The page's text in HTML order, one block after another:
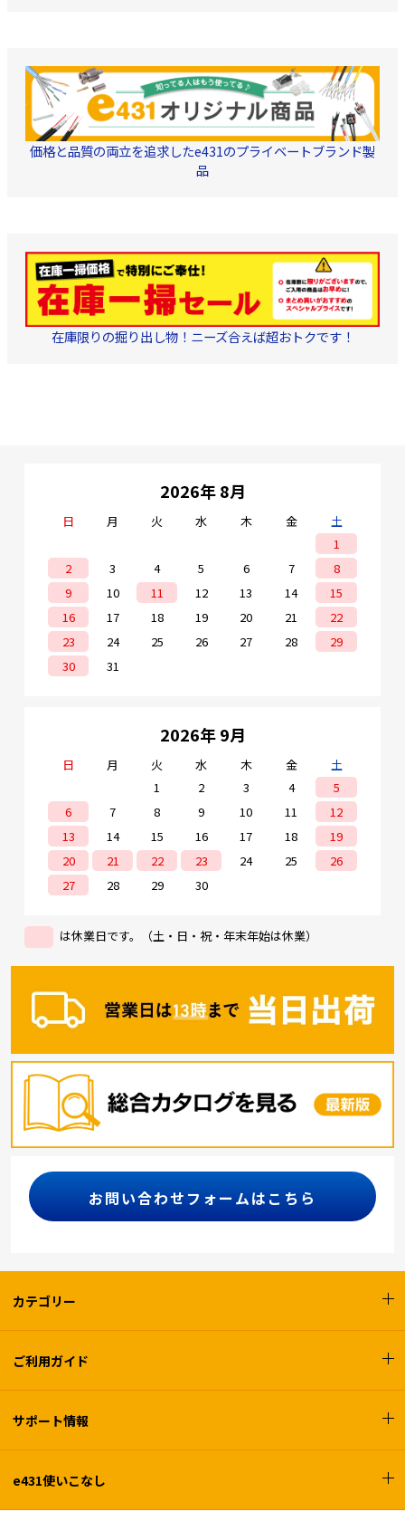
※生産ロットに
商品本体の材質
印刷方式が予告
更となる場合が
ます。 商品の性
黒色/薄灰色/白色
荷前の測定で「挿入損
失」「リターンロス」の
結果を全商品 パッケージ
に記載し、目で性能をご
確認頂けるようにいたし
ました。
価格と品質の両立を追求したe431のプライベートブランド製
品
在庫限りの掘り出し物！ニーズ合えば超おトクです！
2026年 8月
日 月 火 水 木 金
土
1
2
3 4 5 6 7
8
9
10 11 12 13 14
15
16
17 18 19 20 21
22
23
24 25 26 27 28
29
30
31
2026年 9月
日 月 火 水 木 金
土
1
2 3 4
5
6
7 8 9 10 11
12
13
14 15 16 17 18
19
20
21 22 23 24 25
26
27
28 29 30
は休業日です。（土・日・祝・年末年始は休業）
お問い合わせフォームはこちら
カテゴリー
ご利用ガイド
サポート情報
e431使いこなし